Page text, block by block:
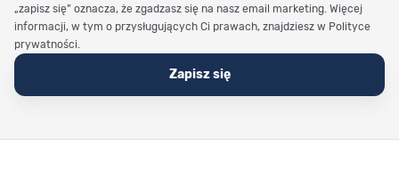
„zapisz się” oznacza, że zgadzasz się na nasz email marketing. Więcej
informacji, w tym o przysługujących Ci prawach, znajdziesz w Polityce
prywatności.
Zapisz się